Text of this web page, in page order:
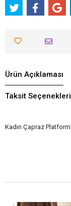
Ürün Açıklaması
Taksit Seçenekleri
Kadın Çapraz